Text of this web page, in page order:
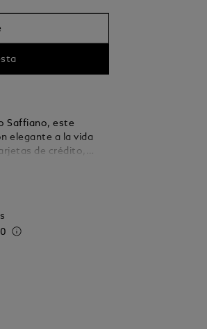
Saffiano, este
elegante a la vida
de crédito,
El
parte frontal.